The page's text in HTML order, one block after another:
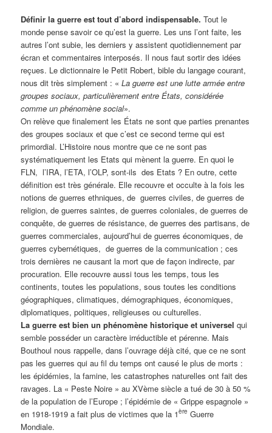
Définir la guerre est tout d’abord indispensable. Tout le
monde pense savoir ce qu’est la guerre. Les uns l’ont faite, les
autres l’ont subie, les derniers y assistent quotidiennement par
écran et commentaires interposés. Il nous faut sortir des idées
reçues. Le dictionnaire le Petit Robert, bible du langage courant,
nous dit très simplement : «La guerre est une lutte armée entre
groupes sociaux, particulièrement entre États, considérée
comme un phénomène social».
On relève que finalement les États ne sont que parties prenantes
des groupes sociaux et que c’est ce second terme qui est
primordial. L’Histoire nous montre que ce ne sont pas
systématiquement les Etats qui mènent la guerre. En quoi le
FLN, l’IRA, l’ETA, l’OLP, sont-ils des Etats ? En outre, cette
définition est très générale. Elle recouvre et occulte à la fois les
notions de guerres ethniques, de guerres civiles, de guerres de
religion, de guerres saintes, de guerres coloniales, de guerres de
conquête, de guerres de résistance, de guerres des partisans, de
guerres commerciales, aujourd’hui de guerres économiques, de
guerres cybernétiques, de guerres de la communication ; ces
trois dernières ne causant la mort que de façon indirecte, par
procuration. Elle recouvre aussi tous les temps, tous les
continents, toutes les populations, sous toutes les conditions
géographiques, climatiques, démographiques, économiques,
diplomatiques, politiques, religieuses ou culturelles.
La guerre est bien un phénomène historique et universelqui
semble posséder un caractère irréductible et pérenne. Mais
Bouthoul nous rappelle, dans l’ouvrage déjà cité, que ce ne sont
pas les guerres qui au fil du temps ont causé le plus de morts :
les épidémies, la famine, les catastrophes naturelles ont fait des
ravages. La « Peste Noire » au XVème siècle a tué de 30 à 50 %
de la population de l’Europe ; l’épidémie de « Grippe espagnole »
en 1918-1919 a fait plus de victimes que la 1ère Guerre
Mondiale.